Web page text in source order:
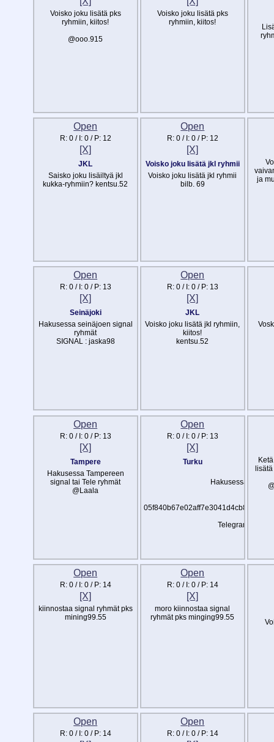
Voisko joku lisätä pks
ryhmiin, kiitos!
@ooo.915
Voisko joku lisätä pks
ryhmiin, kiitos!
Open
R: 0/ I: 0/ P: 12
[X]
JKL
Saisko joku lisäiltyä jkl
kukka-ryhmiin? kentsu.52
Open
R: 0/ I: 0/ P: 12
[X]
Voisko joku lisätä jkl ryhmii
Voisko joku lisätä jkl ryhmii
bilb. 69
ja
Open
R: 0/ I: 0/ P: 13
[X]
Seinäjoki
Hakusessa seinäjoen signal
ryhmät
SIGNAL : jaska98
Open
R: 0/ I: 0/ P: 13
[X]
JKL
Voisko joku lisätä jkl ryhmiin,
kiitos!
kentsu.52
Open
R: 0/ I: 0/ P: 13
[X]
Tampere
Hakusessa Tampereen
signal tai Tele ryhmät
@Laala
Open
R: 0/ I: 0/ P: 13
[X]
Turku
Hakusessa
Telegram:
Open
R: 0/ I: 0/ P: 14
[X]
kiinnostaa signal ryhmät pks
mining99.55
Open
R: 0/ I: 0/ P: 14
[X]
moro kiinnostaa signal
ryhmät pks minging99.55
Open
R: 0/ I: 0/ P: 14
Open
R: 0/ I: 0/ P: 14